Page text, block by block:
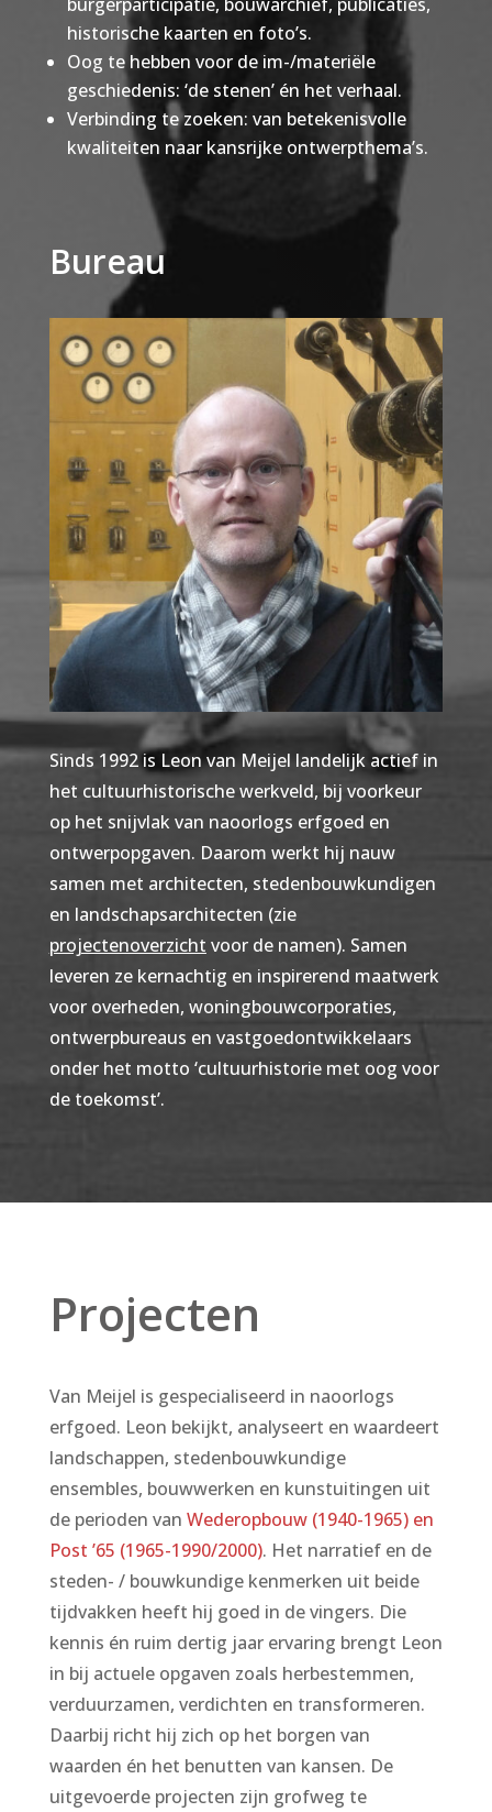
historische kaarten en foto’s.
Oog te hebben voor de im-/materiële
geschiedenis: ‘de stenen’ én het verhaal.
Verbinding te zoeken: van betekenisvolle
kwaliteiten naar kansrijke ontwerpthema’s.
Bureau
Sinds 1992 is Leon van Meijel landelijk actief in
het cultuurhistorische werkveld, bij voorkeur
op het snijvlak van naoorlogs erfgoed en
ontwerpopgaven. Daarom werkt hij nauw
samen met architecten, stedenbouwkundigen
en landschapsarchitecten (zie
projectenoverzicht voor de namen). Samen
leveren ze kernachtig en inspirerend maatwerk
voor overheden, woningbouwcorporaties,
ontwerpbureaus en vastgoedontwikkelaars
onder het motto ‘cultuurhistorie met oog voor
de toekomst’.
Projecten
Van Meijel is gespecialiseerd in naoorlogs
erfgoed. Leon bekijkt, analyseert en waardeert
landschappen, stedenbouwkundige
ensembles, bouwwerken en kunstuitingen uit
de perioden van Wederopbouw (1940-1965) en
Post ’65 (1965-1990/2000). Het narratief en de
steden- / bouwkundige kenmerken uit beide
tijdvakken heeft hij goed in de vingers. Die
kennis én ruim dertig jaar ervaring brengt Leon
in bij actuele opgaven zoals herbestemmen,
verduurzamen, verdichten en transformeren.
Daarbij richt hij zich op het borgen van
waarden én het benutten van kansen. De
uitgevoerde projecten zijn grofweg te